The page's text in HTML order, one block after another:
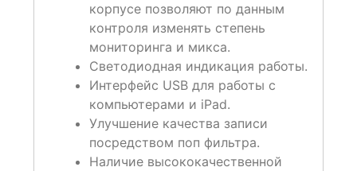
корпусе позволяют по данным
контроля изменять степень
мониторинга и микса.
Светодиодная индикация работы.
Интерфейс USB для работы с
компьютерами и iPad.
Улучшение качества записи
посредством поп фильтра.
Наличие высококачественной